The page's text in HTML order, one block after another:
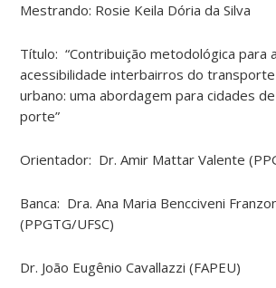
Mestrando: Rosie Keila Dória da Silva
Título: “Contribuição metodológica para
acessibilidade interbairros do
urbano: uma abordagem para cidades
porte”
Orientador: Dr. Amir Mattar Valente
Banca: Dra. Ana Maria Bencciveni
(PPGTG/UFSC)
Dr. João Eugênio Cavallazzi (FAPEU)